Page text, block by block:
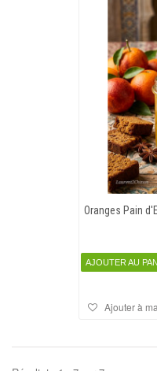
Oranges Pain
AJOUTER AU
Ajouter à